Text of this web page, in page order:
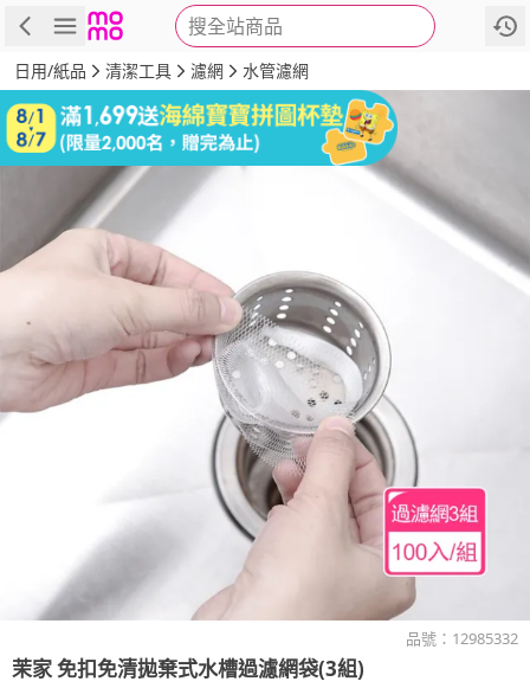
搜全站商品
商品 評價 詳情
日用/紙品 清潔工具 濾網 水管濾網
品號： 12985332
茉家免扣免清拋棄式水槽過濾網袋(3組)